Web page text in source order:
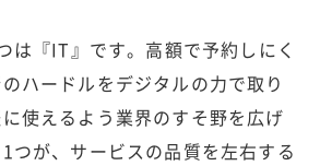
は『IT』です。高額で予約しにく
ハードルをデジタルの力で取り
使えるよう業界のすそ野を広げ
つが、サービスの品質を左右する